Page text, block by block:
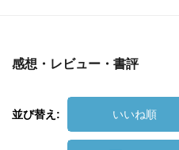
感想・レビュー・書評
並び替え: いいね順